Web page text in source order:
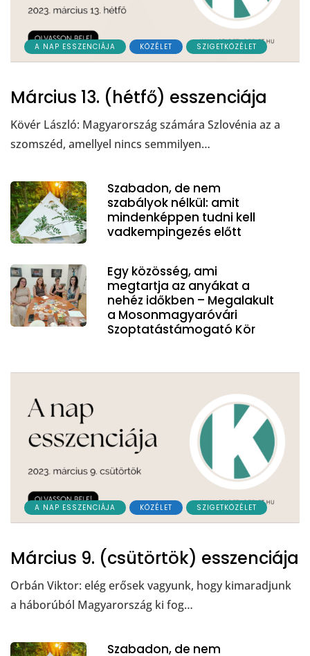
A NAP ESSZENCIÁJA KÖZÉLET SZIGETKÖZÉLET
Március 13. (hétfő) esszenciája
Kövér László: Magyarország számára Szlovénia az a
szomszéd, amellyel nincs semmilyen…
Szabadon, de nem
szabályok nélkül: amit
mindenképpen tudni kell
vadkempingezés előtt
Egy közösség, ami
megtartja az anyákat a
nehéz időkben – Megalakult
a Mosonmagyaróvári
Szoptatástámogató Kör
A NAP ESSZENCIÁJA KÖZÉLET SZIGETKÖZÉLET
Március 9. (csütörtök) esszenciája
Orbán Viktor: elég erősek vagyunk, hogy kimaradjunk
a háborúból Magyarország ki fog…
Szabadon, de nem